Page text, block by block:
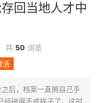
回当地人才中
共 50 浏览
活
后，档案一直搁自己手
经破得不成样子了。这时